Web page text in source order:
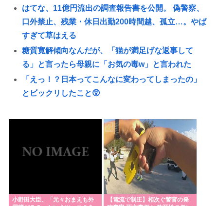
はてな、11億円流出の調査報告書を公開。 偽警察、
口外禁止、残業・休日出勤200時間越、孤立…。やば
すぎて草はえる
糖質寛解傾向なんだが、「猫が満足げな返事して
る」と言ったら母親に「お気の毒w」と言われた
「えっ！？日本ってこんなに変わってしまったの」
とビックリしたこと😲
にファン興奮「劇場版にして欲しい」「艦隊戦も派
赤ちゃん産めなくなったペットショップのメス犬さ
ん（6）里親募集されてしまうwww
おっさんのハーフパンツ、否定派が7割。女性「おっ
さんのすね毛なんて見たくないじゃないですかw」
小野田大臣、「元々おまえも外
【電流で制圧】相次ぐ警官の発